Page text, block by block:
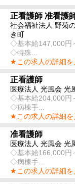
正看護師 准看護
社会福祉法人 野菊
き町
◇基本給147,000円
◇特殊...
★この求人の詳細を
正看護師
医療法人 光風会 光
◇基本給204,000円
◇病棟手...
★この求人の詳細を
准看護師
医療法人 光風会 光
◇基本給166,000円
◇病棟手...
★この求人の詳細を